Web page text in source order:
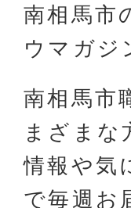
南相馬市
ウマガジ
南相馬市
まざまな
情報や気
で毎週お